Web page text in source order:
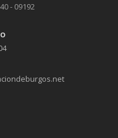
- 09192